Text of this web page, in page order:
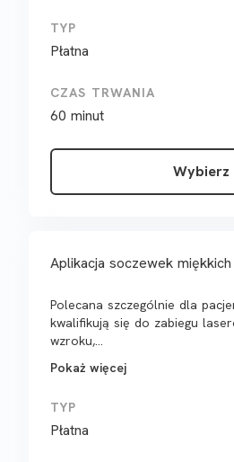
TYP
Płatna
CZAS TRWANIA
60 minut
Wybierz
Aplikacja soczewek miękkich
Polecana szczególnie dla
kwalifikują się do zabiegu
wzroku,...
Pokaż więcej
TYP
Płatna